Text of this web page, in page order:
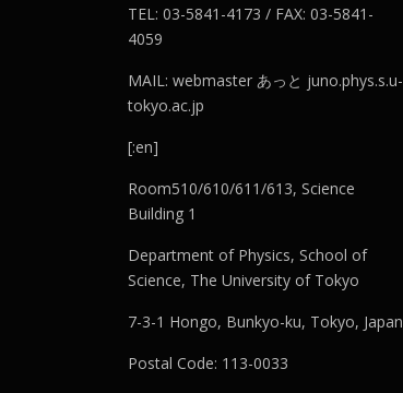
TEL: 03-5841-4173 / FAX: 03-5841-
4059
MAIL: webmaster あっと juno.phys.s.u-
tokyo.ac.jp
[:en]
Room510/610/611/613, Science
Building 1
Department of Physics, School of
Science, The University of Tokyo
7-3-1 Hongo, Bunkyo-ku, Tokyo, Japan
Postal Code: 113-0033